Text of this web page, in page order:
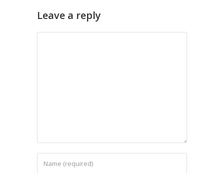
Leave a reply